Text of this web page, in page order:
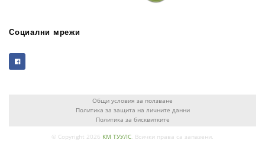
Социални мрежи
Общи условия за ползване
Политика за защита на личните данни
Политика за бисквитките
© Copyright 2026 КМ ТУУЛС. Всички права са запазени.